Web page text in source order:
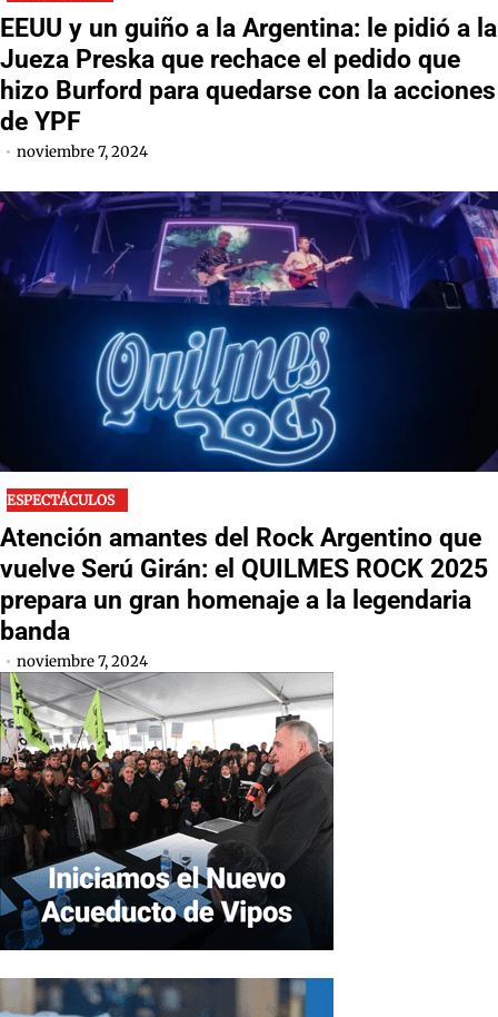
EEUU y un guiño a la Argentina: le pidió a la
Jueza Preska que rechace el pedido que
hizo Burford para quedarse con la acciones
de YPF
noviembre 7, 2024
ESPECTÁCULOS
Atención amantes del Rock Argentino que
vuelve Serú Girán: el QUILMES ROCK 2025
prepara un gran homenaje a la legendaria
banda
noviembre 7, 2024